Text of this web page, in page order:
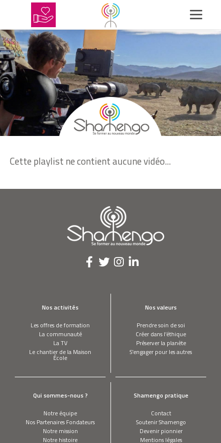
Cette playlist ne contient aucune vidéo...
Nos activités
Les offres de formation
La communauté
La TV
Le chantier de la Maison
École
Nos valeurs
Prendre soin de soi
Créer dans l’éthique
Préserver la planète
S’engager pour les autres
Qui sommes-nous ?
Notre équipe
Nos Partenaires Fondateurs
Notre mission
Notre histoire
Shamengo pratique
Contact
Soutenir Shamengo
Devenir pionnier
Mentions légales